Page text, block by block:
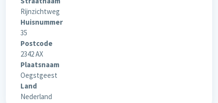
Rijnzichtweg
Huisnummer
35
Postcode
2342 AX
Plaatsnaam
Oegstgeest
Land
Nederland